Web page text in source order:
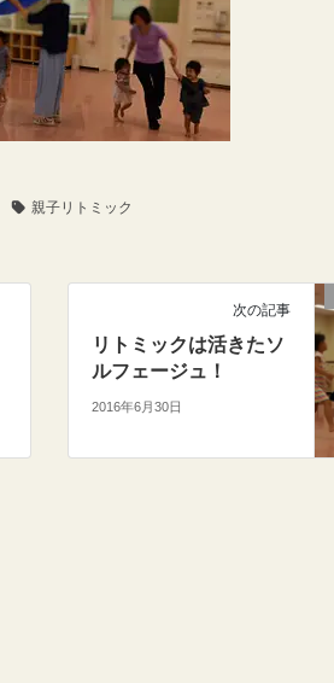
親子リトミック
次の記事
リトミックは活きたソ
ルフェージュ！
2016年6月30日